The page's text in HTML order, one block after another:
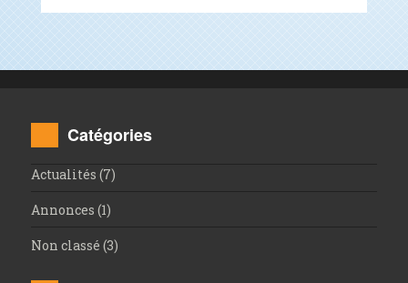
Catégories
Actualités (7)
Annonces (1)
Non classé (3)